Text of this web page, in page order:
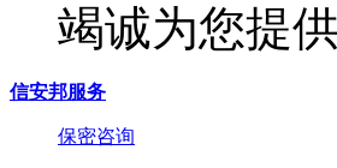
竭诚为您提
信安邦服务
保密咨询